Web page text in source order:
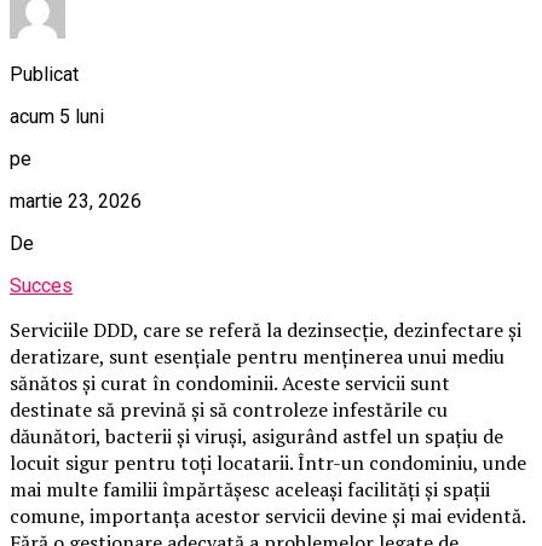
Publicat
acum 5 luni
pe
martie 23, 2026
De
Succes
Serviciile DDD, care se referă la dezinsecție, dezinfectare și
deratizare, sunt esențiale pentru menținerea unui mediu
sănătos și curat în condominii. Aceste servicii sunt
destinate să prevină și să controleze infestările cu
dăunători, bacterii și viruși, asigurând astfel un spațiu de
locuit sigur pentru toți locatarii. Într-un condominiu, unde
mai multe familii împărtășesc aceleași facilități și spații
comune, importanța acestor servicii devine și mai evidentă.